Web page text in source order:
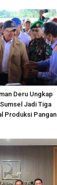
Deru Ungkap
Jadi Tiga
Produksi Pangan